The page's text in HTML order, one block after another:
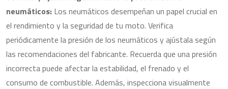
neumáticos: Los neumáticos desempeñan un papel crucial en
el rendimiento y la seguridad de tu moto. Verifica
periódicamente la presión de los neumáticos y ajústala según
las recomendaciones del fabricante. Recuerda que una presión
incorrecta puede afectar la estabilidad, el frenado y el
consumo de combustible. Además, inspecciona visualmente